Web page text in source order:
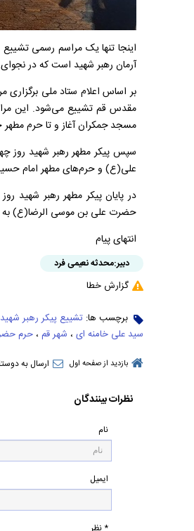
اینجا تنها یک مراسم رسمی
آرمان رهبر شهید است که در
مقدس قم تشییع می‌شود. این
مسجد جمکران آغاز و تا حرم
علی(ع) و حرم‌های مطهر امام
حضرت علی بن موسی الرضا(ع)
انتهای پیام
دبیر:محدثه نعیمی فرد
گزارش خطا
برچسب ها: تشییع پیکر رهبر شهید
سید علی خامنه ای ، شهر قم ، حرم
بازدید از صفحه اول ارسال به
نظرات بینندگان
نام
ایمیل
* نظر